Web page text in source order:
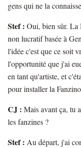
gens qui ne la
Stef : Oui, bien sûr. La
non lucratif basée à
l'idée c'est que ce soit
l'opportunité que j'ai
en tant qu'artiste, et
pour installer la
CJ : Mais avant ça, tu
les fanzines ?
Stef : Au départ, j'ai